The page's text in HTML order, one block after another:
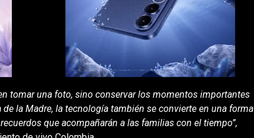
tomar una foto, sino conservar los momentos importantes
la Madre, la tecnología también se convierte en una forma
que acompañarán a las familias con el tiempo”,